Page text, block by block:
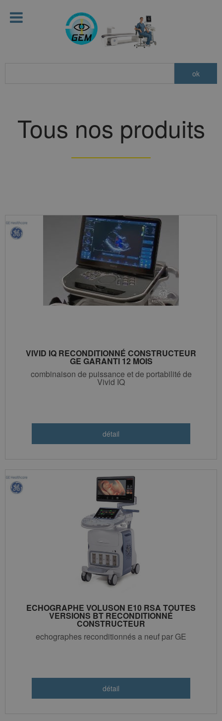
Tous nos produits
VIVID IQ RECONDITIONNÉ CONSTRUCTEUR
GE GARANTI 12 MOIS
combinaison de puissance et de portabilité de
Vivid IQ
ECHOGRAPHE VOLUSON E10 RSA TOUTES
VERSIONS BT RECONDITIONNÉ
CONSTRUCTEUR
echographes reconditionnés a neuf par GE